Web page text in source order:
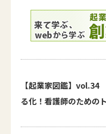
【起業家図鑑】
る化！看護師のための